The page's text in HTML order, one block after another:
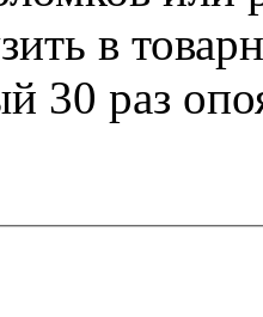
в
30 раз